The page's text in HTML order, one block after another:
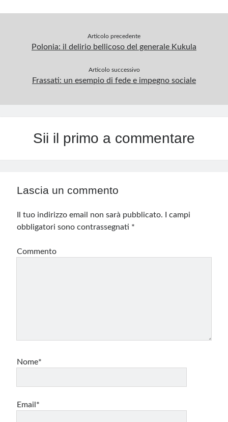
Articolo precedente
Polonia: il delirio bellicoso del generale Kukula
Articolo successivo
Frassati: un esempio di fede e impegno sociale
Sii il primo a commentare
Lascia un commento
Il tuo indirizzo email non sarà pubblicato.
I campi
obbligatori sono contrassegnati *
Commento
Nome*
Email*